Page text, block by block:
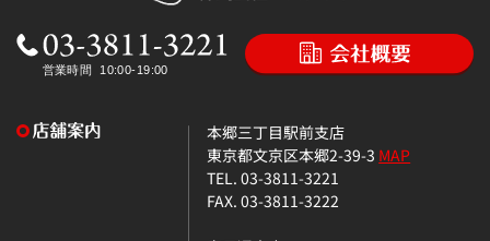
本郷三丁目駅前支店
東京都文京区本郷2-39-3 MAP
TEL. 03-3811-3221
FAX. 03-3811-3222